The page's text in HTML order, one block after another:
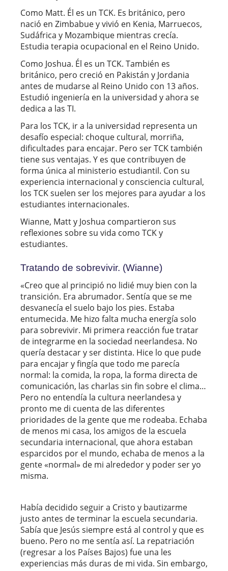
Como Matt. Él es un TCK. Es británico, pero
nació en Zimbabue y vivió en Kenia, Marruecos,
Sudáfrica y Mozambique mientras crecía.
Estudia terapia ocupacional en el Reino Unido.
Como Joshua. Él es un TCK. También es
británico, pero creció en Pakistán y Jordania
antes de mudarse al Reino Unido con 13 años.
Estudió ingeniería en la universidad y ahora se
dedica a las TI.
Para los TCK, ir a la universidad representa un
desafío especial: choque cultural, morriña,
dificultades para encajar. Pero ser TCK también
tiene sus ventajas. Y es que contribuyen de
forma única al ministerio estudiantil. Con su
experiencia internacional y consciencia cultural,
los TCK suelen ser los mejores para ayudar a los
estudiantes internacionales.
Wianne, Matt y Joshua compartieron sus
reflexiones sobre su vida como TCK y
estudiantes.
Tratando de sobrevivir. (Wianne)
«Creo que al principió no lidié muy bien con la
transición. Era abrumador. Sentía que se me
desvanecía el suelo bajo los pies. Estaba
entumecida. Me hizo falta mucha energía solo
para sobrevivir. Mi primera reacción fue tratar
de integrarme en la sociedad neerlandesa. No
quería destacar y ser distinta. Hice lo que pude
para encajar y fingía que todo me parecía
normal: la comida, la ropa, la forma directa de
comunicación, las charlas sin fin sobre el clima…
Pero no entendía la cultura neerlandesa y
pronto me di cuenta de las diferentes
prioridades de la gente que me rodeaba. Echaba
de menos mi casa, los amigos de la escuela
secundaria internacional, que ahora estaban
esparcidos por el mundo, echaba de menos a la
gente «normal» de mi alrededor y poder ser yo
misma.
Había decidido seguir a Cristo y bautizarme
justo antes de terminar la escuela secundaria.
Sabía que Jesús siempre está al control y que es
bueno. Pero no me sentía así. La repatriación
(regresar a los Países Bajos) fue una les
experiencias más duras de mi vida. Sin embargo,